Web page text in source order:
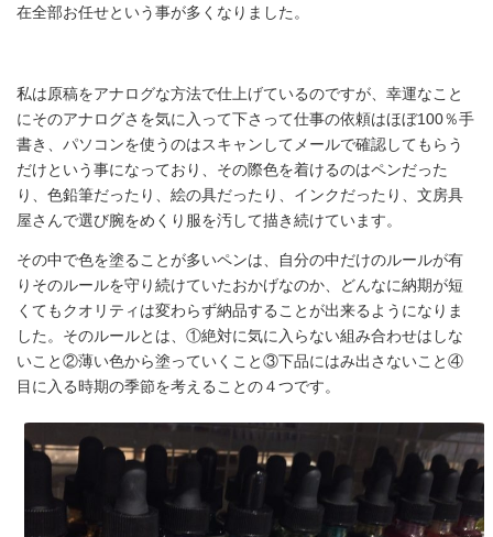
中村
万紀
子
紗希
絵里
亜加
利
在全部お任せという事が多くなりました。
私は原稿をアナログな方法で仕上げているのですが、幸運なこと
にそのアナログさを気に入って下さって仕事の依頼はほぼ100％手
書き、パソコンを使うのはスキャンしてメールで確認してもらう
だけという事になっており、その際色を着けるのはペンだった
り、色鉛筆だったり、絵の具だったり、インクだったり、文房具
屋さんで選び腕をめくり服を汚して描き続けています。
その中で色を塗ることが多いペンは、自分の中だけのルールが有
りそのルールを守り続けていたおかげなのか、どんなに納期が短
くてもクオリティは変わらず納品することが出来るようになりま
した。そのルールとは、①絶対に気に入らない組み合わせはしな
いこと②薄い色から塗っていくこと③下品にはみ出さないこと④
目に入る時期の季節を考えることの４つです。